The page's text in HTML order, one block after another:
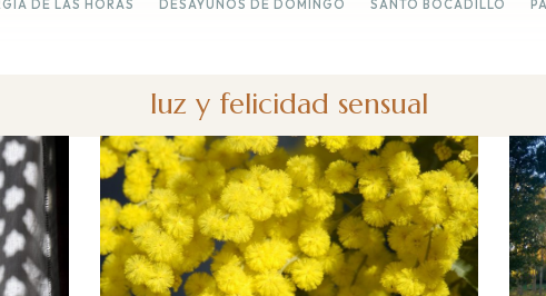
DE LAS HORAS DESAYUNOS DE DOMINGO SANTO BOCADILLO
luz y felicidad sensual